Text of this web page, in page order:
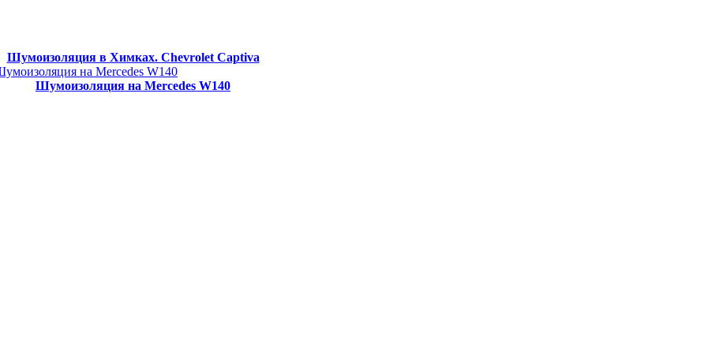
Шумоизоляция в Химках. Chevrolet Captiva
Шумоизоляция на Mercedes W140